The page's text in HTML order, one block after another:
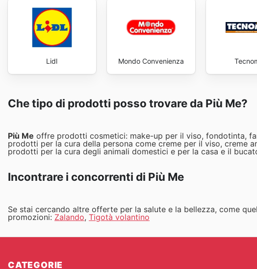
Lidl Mondo Convenienza
Che tipo di prodotti posso trovare da Più Me?
Più Me offre prodotti cosmetici: make-up per il viso, fondotinta,
prodotti per la cura della persona come creme per il viso, creme
prodotti per la cura degli animali domestici e per la casa e il
Incontrare i concorrenti di Più Me
Se stai cercando altre offerte per la salute e la bellezza, come
promozioni: Zalando, Tigotà volantino
CATEGORIE